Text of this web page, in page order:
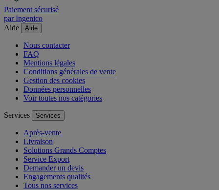
Paiement sécurisé
par Ingenico
Aide
Aide
Nous contacter
FAQ
Mentions légales
Conditions générales de vente
Gestion des cookies
Données personnelles
Voir toutes nos catégories
Services Services
Après-vente
Livraison
Solutions Grands Comptes
Service Export
Demander un devis
Engagements qualités
Tous nos services